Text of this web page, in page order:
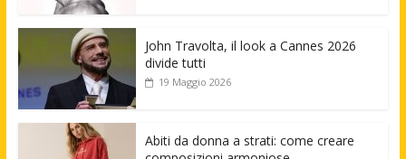
John Travolta, il look a Cannes 2026
divide tutti
19 Maggio 2026
Abiti da donna a strati: come creare